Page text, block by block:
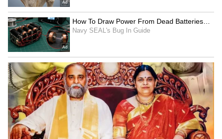
గుప్పెడు కరివేపాకు తీసుకుని నేరుగా తాలింపులో కలపండి.
ఇలా చేయడం వల్ల వాటి రుచి, సువాసన ఎక్కువ కాలం
నిలిచి ఉంటాయి.
4. నూనెలో వేయించండి
మీరు కరివేపాకును ఎక్కువ కాలం
ఉపయోగించుకోవాలనుకుంటే, దానిని నూనెలో వేయించి
నిల్వ చేసుకోవచ్చు. ఇందుకోసం, ఒక బాణలిలో అర
టీస్పూన్ నూనె వేడి చేసి, కరివేపాకును తక్కువ మంట మీద